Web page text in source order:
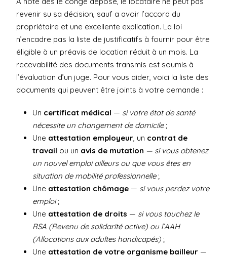
revenir su sa décision, sauf a avoir l’accord du
propriétaire et une excellente explication. La loi
n’encadre pas la liste de justificatifs à fournir pour être
éligible à un préavis de location réduit à un mois. La
recevabilité des documents transmis est soumis à
l’évaluation d’un juge. Pour vous aider, voici la liste des
documents qui peuvent être joints à votre demande :
Un certificat médical — si votre état de santé
nécessite un changement de domicile;
Une attestation employeur, un contrat de
travail ou un avis de mutation — si vous obtenez
un nouvel emploi ailleurs ou que vous êtes en
situation de mobilité professionnelle;
Une attestation chômage — si vous perdez votre
emploi;
Une attestation de droits — si vous touchez le
RSA (Revenu de solidarité active) ou l’AAH
(Allocations aux adultes handicapés) ;
Une attestation de votre organisme bailleur —